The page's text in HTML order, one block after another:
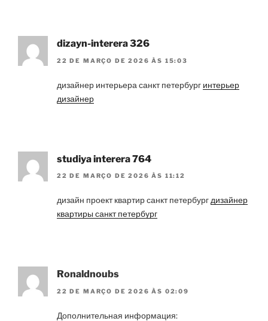
dizayn-interera 326
22 DE MARÇO DE 2026 ÀS 15:03
дизайнер интерьера санкт петербург интерьер
дизайнер
studiya interera 764
22 DE MARÇO DE 2026 ÀS 11:12
дизайн проект квартир санкт петербург дизайнер
квартиры санкт петербург
Ronaldnoubs
22 DE MARÇO DE 2026 ÀS 02:09
Дополнительная информация: